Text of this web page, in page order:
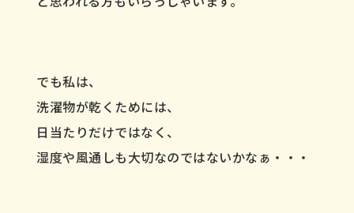
でも私は、
洗濯物が乾くためには、
日当たりだけではなく、
湿度や風通しも大切なのではないかなぁ・・・